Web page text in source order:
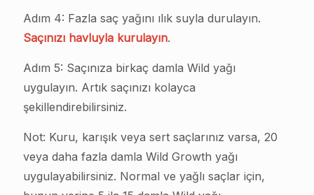
Adım 4: Fazla saç yağını ılık suyla durulayın.
Saçınızı havluyla kurulayın.
Adım 5: Saçınıza birkaç damla Wild yağı
uygulayın. Artık saçınızı kolayca
şekillendirebilirsiniz.
Not: Kuru, karışık veya sert saçlarınız varsa, 20
veya daha fazla damla Wild Growth yağı
uygulayabilirsiniz. Normal ve yağlı saçlar için,